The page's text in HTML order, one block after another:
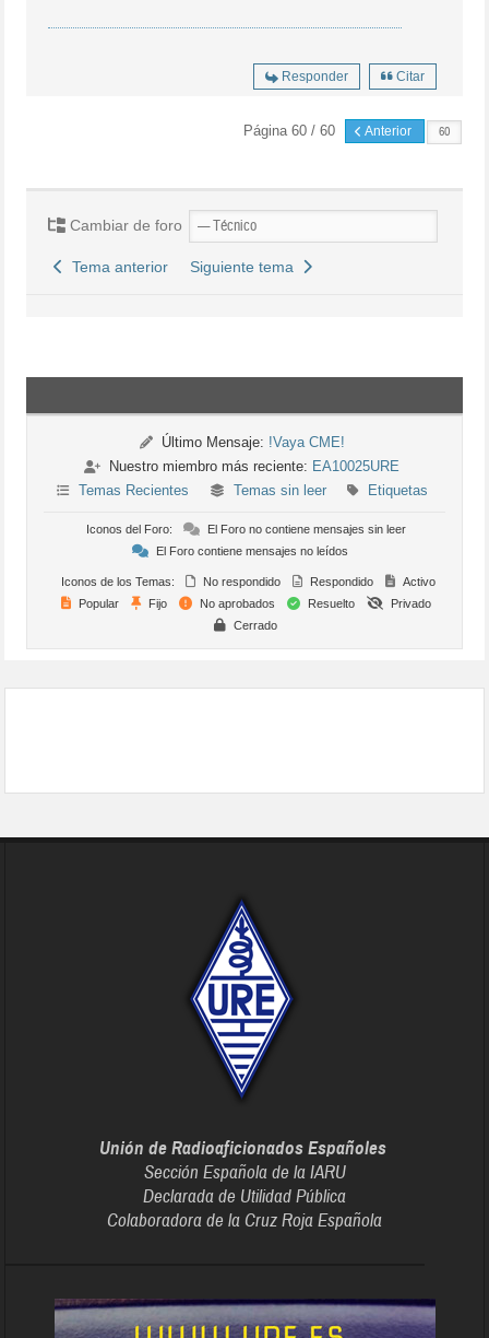
Responder Citar
Página 60 / 60 Anterior
Cambiar de foro
Tema anterior Siguiente tema
Último Mensaje: !Vaya CME!
Nuestro miembro más reciente: EA10025URE
Temas Recientes
Temas sin leer Etiquetas
Iconos del Foro:
El Foro no contiene mensajes sin leer
El Foro contiene mensajes no leídos
Iconos de los Temas: No respondido Respondido
Activo
Popular
Fijo No aprobados Resuelto
Privado
Cerrado
Unión de Radioaficionados Españoles
Sección Española de la IARU
Declarada de Utilidad Pública
Colaboradora de la Cruz Roja Española